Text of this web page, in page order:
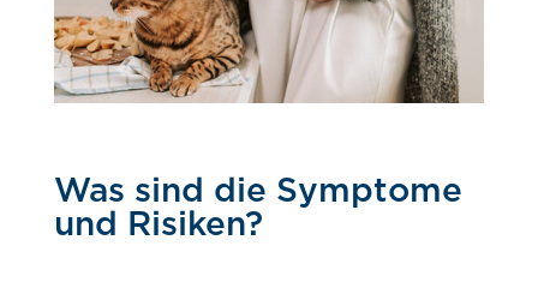
Was sind die Symptome
und Risiken?